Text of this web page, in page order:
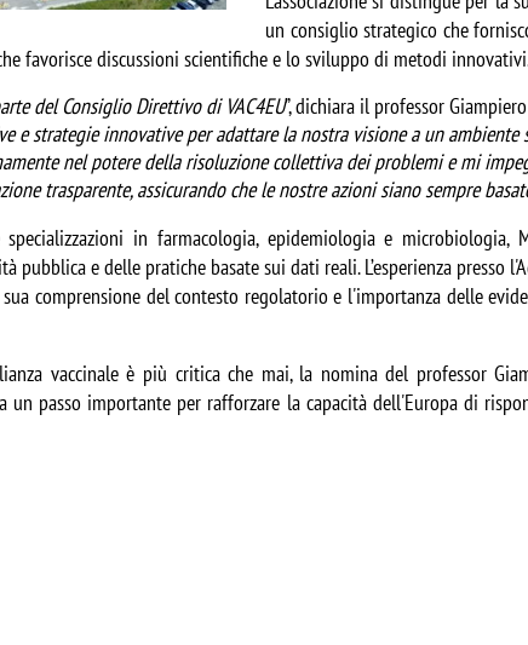
un consiglio strategico che
favorisce discussioni scientifiche e lo sviluppo di metodi
del Consiglio Direttivo di VAC4EU”, dichiara il professor
e strategie innovative per adattare la nostra visione a un
nel potere della risoluzione collettiva dei problemi e mi
trasparente, assicurando che le nostre azioni siano sempre
in farmacologia, epidemiologia e microbiologia,
pubblica e delle pratiche basate sui dati reali. L’esperienza presso
comprensione del contesto regolatorio e l'importanza delle
vaccinale è più critica che mai, la nomina del professor
un passo importante per rafforzare la capacità dell'Europa di